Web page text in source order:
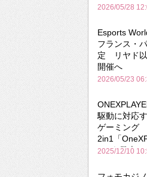
へ』
2026/05/28
Esports
フランス・
定 リヤド
開催へ
2026/05/23
駆動に対応
ゲーミング
2in1「
X」を発表
2025/12/10